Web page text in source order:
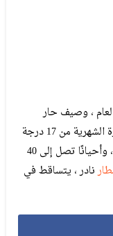
، وصيف حار
وشتاء معتدل. يتراوح متوسط ​​درجات الحرارة الشهرية من 17 درجة
مئوية في يناير إلى 36 درجة مئوية في يوليو ، وأحيانًا تصل إلى 40
نادر ، يتساقط في